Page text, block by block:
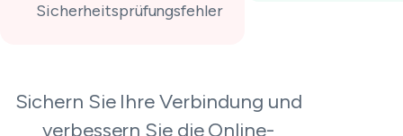
Sicherheitsprüfungsfehler
Sichern Sie Ihre Verbindung und
verbessern Sie die Online-